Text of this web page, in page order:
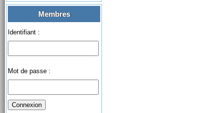
Membres
Identifiant :
Mot de passe :